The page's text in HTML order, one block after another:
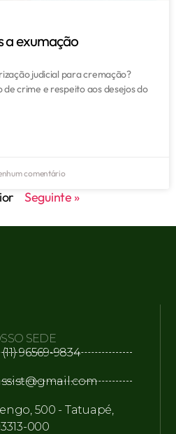
a exumação
judicial para cremação?
crime e respeito aos desejos do
comentário
Seguinte »
SEDE
96569-9834
500 - Tatuapé,
000